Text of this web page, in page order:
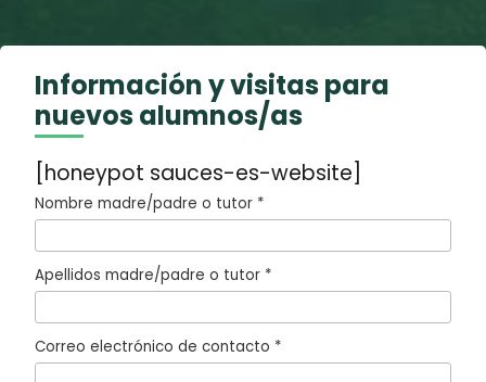
Información y visitas para
nuevos alumnos/as
[honeypot sauces-es-website]
Nombre madre/padre o tutor *
Apellidos madre/padre o tutor *
Correo electrónico de contacto *